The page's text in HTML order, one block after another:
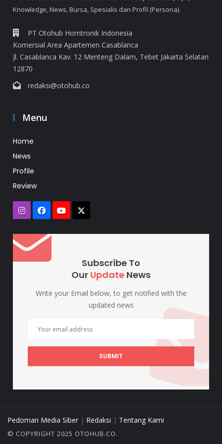
Knowledge, News, Bursa, Spesialis dan Profil (Persona).
PT Otohub Homtronik Indonesia
Komersial Area Apartemen Casablanca
Jl. Casablanca Kav. 12 Menteng Dalam, Tebet Jakarta Selatan
12870
redaksi@otohub.co
Menu
Home
News
Profile
Review
Subscribe To
Our Update News
Write your Email below, to get notified with the
updated news
SUBMIT
Pedoman Media Siber | Redaksi | Tentang Kami
© COPYRIGHT 2025 OTOHUB.CO.